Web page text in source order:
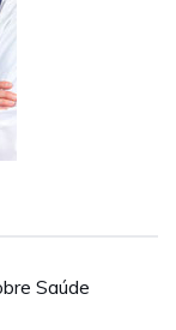
Saúde